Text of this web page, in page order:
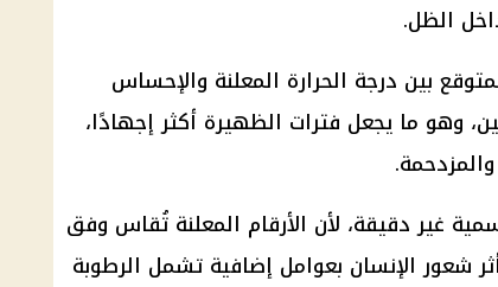
الظل.
بين درجة الحرارة المعلنة والإحساس
وهو ما يجعل فترات الظهيرة أكثر إجهادًا،
غير دقيقة، لأن الأرقام المعلنة تُقاس وفق
شعور الإنسان بعوامل إضافية تشمل الرطوبة